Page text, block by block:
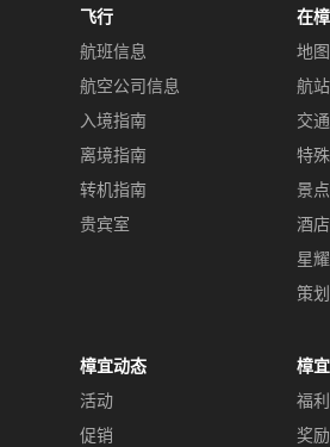
飞行
航班信息
航空公司信息
入境指南
离境指南
转机指南
贵宾室
在
地图
航
交
特
景
酒店
星
策
樟宜动态
活动
促销
樟
福
奖